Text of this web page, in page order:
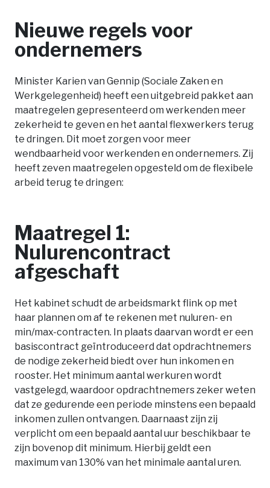
Nieuwe regels voor
ondernemers
Minister Karien van Gennip (Sociale Zaken en
Werkgelegenheid) heeft een uitgebreid pakket aan
maatregelen gepresenteerd om werkenden meer
zekerheid te geven en het aantal flexwerkers terug
te dringen. Dit moet zorgen voor meer
wendbaarheid voor werkenden en ondernemers. Zij
heeft zeven maatregelen opgesteld om de flexibele
arbeid terug te dringen:
Maatregel 1:
Nulurencontract
afgeschaft
Het kabinet schudt de arbeidsmarkt flink op met
haar plannen om af te rekenen met nuluren- en
min/max-contracten. In plaats daarvan wordt er een
basiscontract geïntroduceerd dat opdrachtnemers
de nodige zekerheid biedt over hun inkomen en
rooster. Het minimum aantal werkuren wordt
vastgelegd, waardoor opdrachtnemers zeker weten
dat ze gedurende een periode minstens een bepaald
inkomen zullen ontvangen. Daarnaast zijn zij
verplicht om een bepaald aantal uur beschikbaar te
zijn bovenop dit minimum. Hierbij geldt een
maximum van 130% van het minimale aantal uren.